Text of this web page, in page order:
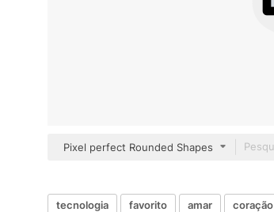
Pixel perfect Rounded Shapes
tecnologia favorito amar coração